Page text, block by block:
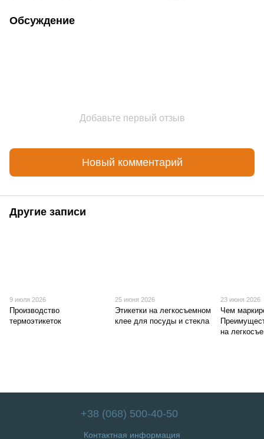
Обсуждение
Добавьте первый отзыв
Новый комментарий
Другие записи
9 июля 2026
Производство
термоэтикеток
25 июня 2026
Этикетки на легкосъемном
клее для посуды и стекла
23 июня 2026
Чем
на
+38 (068) 500-40-50
Контактная информация